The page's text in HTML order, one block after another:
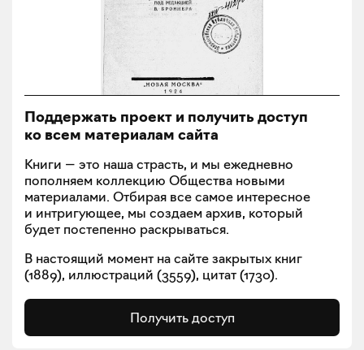
Поддержать проект и получить доступ
ко всем материалам сайта
Книги — это наша страсть, и мы ежедневно
пополняем коллекцию Общества новыми
материалами. Отбирая все самое интересное
и интригующее, мы создаем архив, который
будет постепенно раскрываться.
В настоящий момент на сайте закрытых книг
(1889), иллюстраций (3559), цитат (1730).
Получить доступ